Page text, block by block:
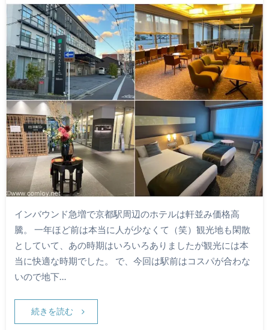
インバウンド急増で京都駅周辺のホテルは軒並み価格高
騰。 一年ほど前は本当に人が少なくて（笑）観光地も閑散
としていて、あの時期はいろいろありましたが観光には本
当に快適な時期でした。 で、今回は駅前はコスパが合わな
いので地下…
続きを読む